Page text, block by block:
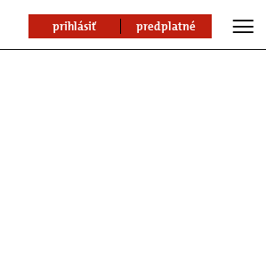
prihlásiť predplatné